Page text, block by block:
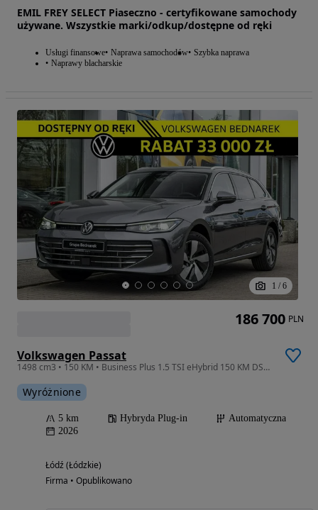
EMIL FREY SELECT Piaseczno - certyfikowane samochody
używane. Wszystkie marki/odkup/dostępne od ręki
Usługi finansowe Naprawa samochodów Szybka naprawa
Naprawy blacharskie
1 / 6
Volkswagen Passat
1498 cm3 • 150 KM • Business Plus 1.5 TSI eHybrid 150 KM DSG Dostępny od ręki!
Wyróżnione
5 km Hybryda Plug-in
Automatyczna
2026
Łódź (Łódzkie)
Firma • Opublikowano
186 700 PLN